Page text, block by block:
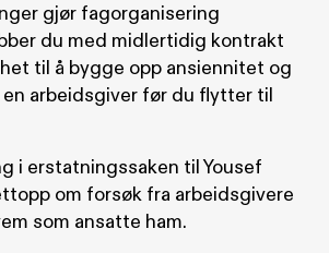
gjør fagorganisering
du med midlertidig kontrakt
til å bygge opp ansiennitet og
arbeidsgiver før du flytter til
i erstatningssaken til Yousef
om forsøk fra arbeidsgivere
som ansatte ham.